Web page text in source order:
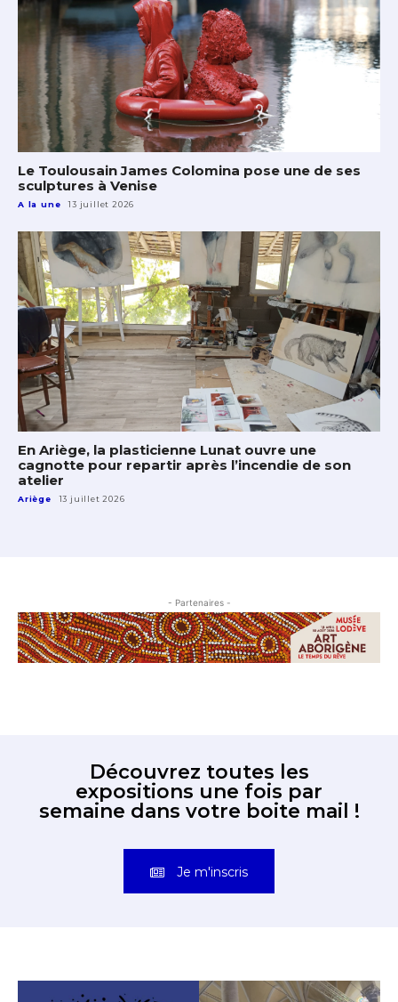
Le Toulousain James Colomina pose une de ses
sculptures à Venise
A la une 13 juillet 2026
En Ariège, la plasticienne Lunat ouvre une
cagnotte pour repartir après l’incendie de son
atelier
Ariège 13 juillet 2026
- Partenaires -
Découvrez toutes les
expositions une fois par
semaine dans votre boite mail !
Je m'inscris